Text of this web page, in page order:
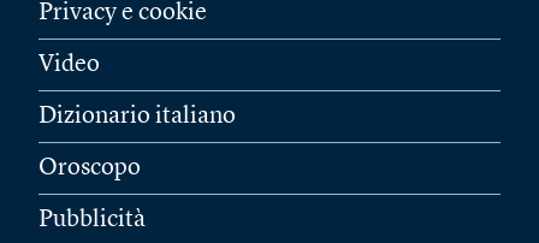
Privacy e cookie
Video
Dizionario italiano
Oroscopo
Pubblicità